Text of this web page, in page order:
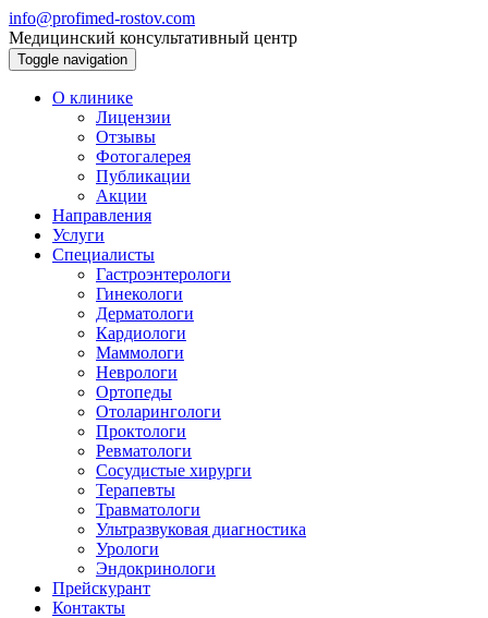
info@profimed-rostov.com
Медицинский консультативный центр
Toggle navigation
О клинике
Лицензии
Отзывы
Фотогалерея
Публикации
Акции
Направления
Услуги
Специалисты
Гастроэнтерологи
Гинекологи
Дерматологи
Кардиологи
Маммологи
Неврологи
Ортопеды
Отоларингологи
Проктологи
Ревматологи
Сосудистые хирурги
Терапевты
Травматологи
Ультразвуковая диагностика
Урологи
Эндокринологи
Прейскурант
Контакты